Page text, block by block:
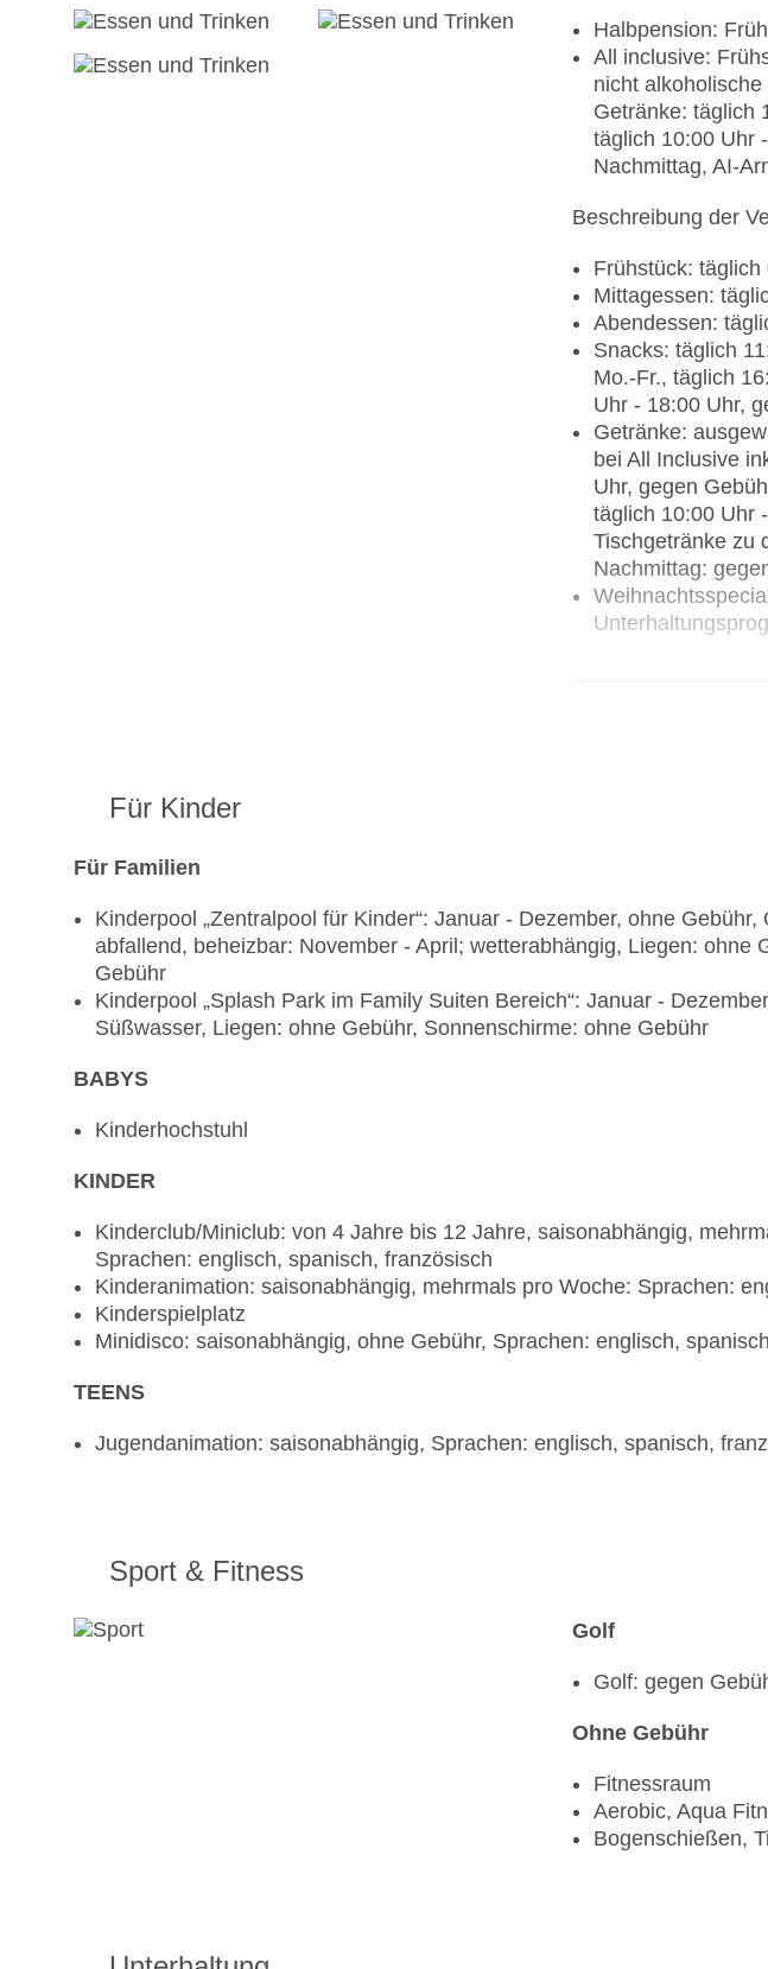
Halbpension:
All inclusive:
nicht
Getränke: täglich
täglich 10:00 Uhr
Nachmittag, AI-
Beschreibung der
Frühstück:
Mittagessen:
Abendessen:
Snacks: täglich
Mo.-Fr., täglich
Uhr - 18:00 Uhr,
Getränke:
bei All Inclusive
Uhr, gegen
täglich 10:00 Uhr
Tischgetränke zu
Nachmittag:
Hauptrestaurant:
Fremdanbieter
Poolbar Outdoor
Für Kinder
Für Familien
Kinderpool „Zentralpool für Kinder“: Januar - Dezember, ohne
abfallend, beheizbar: November - April; wetterabhängig, Liegen: ohne
Gebühr
Kinderpool „Splash Park im Family Suiten Bereich“: Januar -
Süßwasser, Liegen: ohne Gebühr, Sonnenschirme: ohne Gebühr
BABYS
Kinderhochstuhl
KINDER
Kinderclub/Miniclub: von 4 Jahre bis 12 Jahre, saisonabhängig,
Sprachen: englisch, spanisch, französisch
Kinderanimation: saisonabhängig, mehrmals pro Woche: Sprachen:
Kinderspielplatz
Minidisco: saisonabhängig, ohne Gebühr, Sprachen: englisch, spanisch
TEENS
Jugendanimation: saisonabhängig, Sprachen: englisch, spanisch,
Sport & Fitness
Golf
Golf: gegen
Ohne Gebühr
Fitnessraum
Aerobic, Aqua
Bogenschießen,